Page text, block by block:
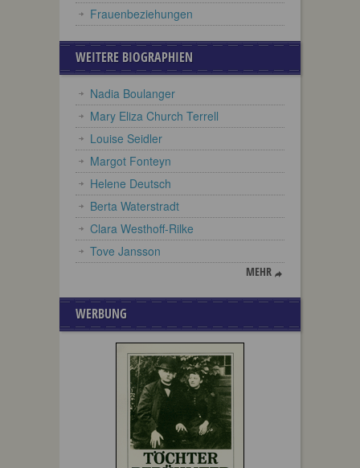
Frauenbeziehungen
WEITERE BIOGRAPHIEN
Nadia Boulanger
Mary Eliza Church Terrell
Louise Seidler
Margot Fonteyn
Helene Deutsch
Berta Waterstradt
Clara Westhoff-Rilke
Tove Jansson
MEHR
WERBUNG